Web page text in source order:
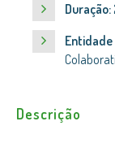
Duração:
Descrição